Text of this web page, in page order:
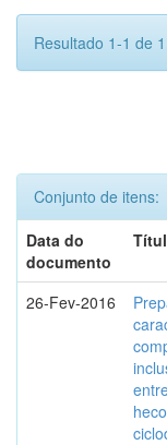
Resultado 1-1 de
Conjunto de itens:
Data do
documento
26-Fev-2016